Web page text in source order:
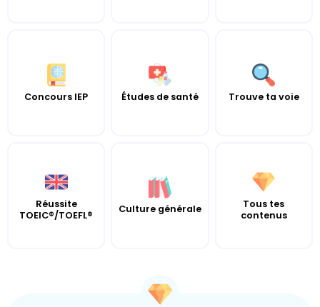
Concours IEP Études de santé Trouve ta voie
Réussite
TOEIC®/TOEFL®
Culture générale
Tous tes
contenus